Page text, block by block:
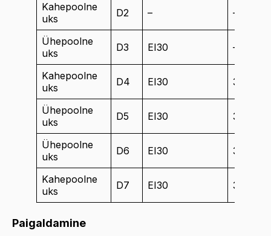
Kahepoolne
uks
D2 – –
Ühepoolne
uks
D3 EI30 –
Kahepoolne
uks
D4 EI30 33-36dB
Ühepoolne
uks
D5 EI30 33-36dB
Ühepoolne
uks
D6 EI30 37-
Kahepoolne
uks
D7 EI30 37-
Paigaldamine